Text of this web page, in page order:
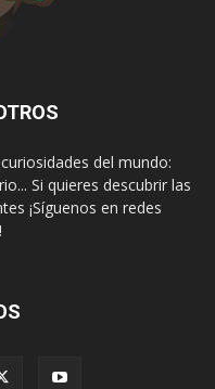
del mundo:
Si quieres descubrir las
¡Síguenos en redes